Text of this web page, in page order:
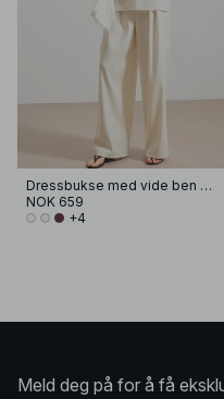
Dressbukse med vide ben og høyt liv
NOK 659
+4
Meld deg på for å få